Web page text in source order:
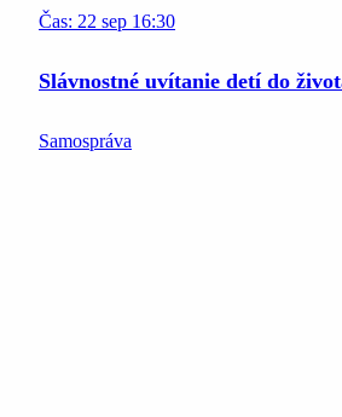
Čas: 22 sep 16:30
Slávnostné uvítanie detí do
Samospráva